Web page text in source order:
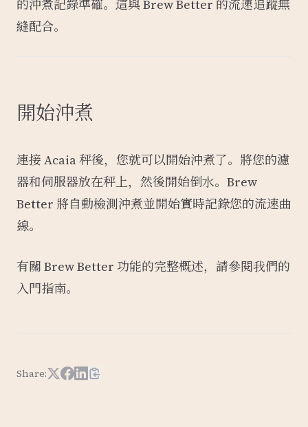
的沖煮記錄準確。這與 Brew Better 的流速追蹤無
縫配合。
開始沖煮
連接 Acaia 秤後，您就可以開始沖煮了。將您的濾
器和伺服器放在秤上，然後開始倒水。Brew
Better 將自動檢測沖煮並開始實時記錄您的流速曲
線。
有關 Brew Better 功能的完整概述，請參閱我們的
入門指南。
Share:Share on X
Share on Facebook
Share on LinkedIn
Copy article link